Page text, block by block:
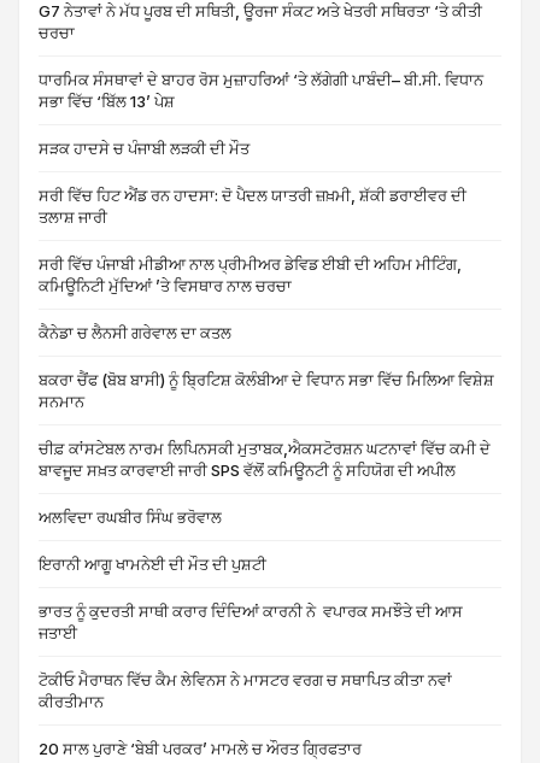
G7 ਨੇਤਾਵਾਂ ਨੇ ਮੱਧ ਪੂਰਬ ਦੀ ਸਥਿਤੀ, ਊਰਜਾ ਸੰਕਟ ਅਤੇ ਖੇਤਰੀ ਸਥਿਰਤਾ ‘ਤੇ ਕੀਤੀ
ਚਰਚਾ
ਧਾਰਮਿਕ ਸੰਸਥਾਵਾਂ ਦੇ ਬਾਹਰ ਰੋਸ ਮੁਜ਼ਾਹਰਿਆਂ ‘ਤੇ ਲੱਗੇਗੀ ਪਾਬੰਦੀ– ਬੀ.ਸੀ. ਵਿਧਾਨ
ਸਭਾ ਵਿੱਚ ‘ਬਿੱਲ 13’ ਪੇਸ਼
ਸੜਕ ਹਾਦਸੇ ਚ ਪੰਜਾਬੀ ਲੜਕੀ ਦੀ ਮੌਤ
ਸਰੀ ਵਿੱਚ ਹਿਟ ਐਂਡ ਰਨ ਹਾਦਸਾ: ਦੋ ਪੈਦਲ ਯਾਤਰੀ ਜ਼ਖ਼ਮੀ, ਸ਼ੱਕੀ ਡਰਾਈਵਰ ਦੀ
ਤਲਾਸ਼ ਜਾਰੀ
ਸਰੀ ਵਿੱਚ ਪੰਜਾਬੀ ਮੀਡੀਆ ਨਾਲ ਪ੍ਰੀਮੀਅਰ ਡੇਵਿਡ ਈਬੀ ਦੀ ਅਹਿਮ ਮੀਟਿੰਗ,
ਕਮਿਊਨਿਟੀ ਮੁੱਦਿਆਂ ’ਤੇ ਵਿਸਥਾਰ ਨਾਲ ਚਰਚਾ
ਕੈਨੇਡਾ ਚ ਲੈਨਸੀ ਗਰੇਵਾਲ ਦਾ ਕਤਲ
ਬਕਰਾ ਚੈਂਫ (ਬੋਬ ਬਾਸੀ) ਨੂੰ ਬ੍ਰਿਟਿਸ਼ ਕੋਲੰਬੀਆ ਦੇ ਵਿਧਾਨ ਸਭਾ ਵਿੱਚ ਮਿਲਿਆ ਵਿਸ਼ੇਸ਼
ਸਨਮਾਨ
ਚੀਫ਼ ਕਾਂਸਟੇਬਲ ਨਾਰਮ ਲਿਪਿਨਸਕੀ ਮੁਤਾਬਕ,ਐਕਸਟੋਰਸ਼ਨ ਘਟਨਾਵਾਂ ਵਿੱਚ ਕਮੀ ਦੇ
ਬਾਵਜੂਦ ਸਖ਼ਤ ਕਾਰਵਾਈ ਜਾਰੀ SPS ਵੱਲੋਂ ਕਮਿਊਨਟੀ ਨੂੰ ਸਹਿਯੋਗ ਦੀ ਅਪੀਲ
ਅਲਵਿਦਾ ਰਘਬੀਰ ਸਿੰਘ ਭਰੋਵਾਲ
ਇਰਾਨੀ ਆਗੂ ਖਾਮਨੇਈ ਦੀ ਮੌਤ ਦੀ ਪੁਸ਼ਟੀ
ਭਾਰਤ ਨੂੰ ਕੁਦਰਤੀ ਸਾਥੀ ਕਰਾਰ ਦਿੰਦਿਆਂ ਕਾਰਨੀ ਨੇ ਵਪਾਰਕ ਸਮਝੌਤੇ ਦੀ ਆਸ
ਜਤਾਈ
ਟੋਕੀਓ ਮੈਰਾਥਨ ਵਿੱਚ ਕੈਮ ਲੇਵਿਨਸ ਨੇ ਮਾਸਟਰ ਵਰਗ ਚ ਸਥਾਪਿਤ ਕੀਤਾ ਨਵਾਂ
ਕੀਰਤੀਮਾਨ
20 ਸਾਲ ਪੁਰਾਣੇ ‘ਬੇਬੀ ਪਰਕਰ’ ਮਾਮਲੇ ਚ ਔਰਤ ਗ੍ਰਿਫਤਾਰ